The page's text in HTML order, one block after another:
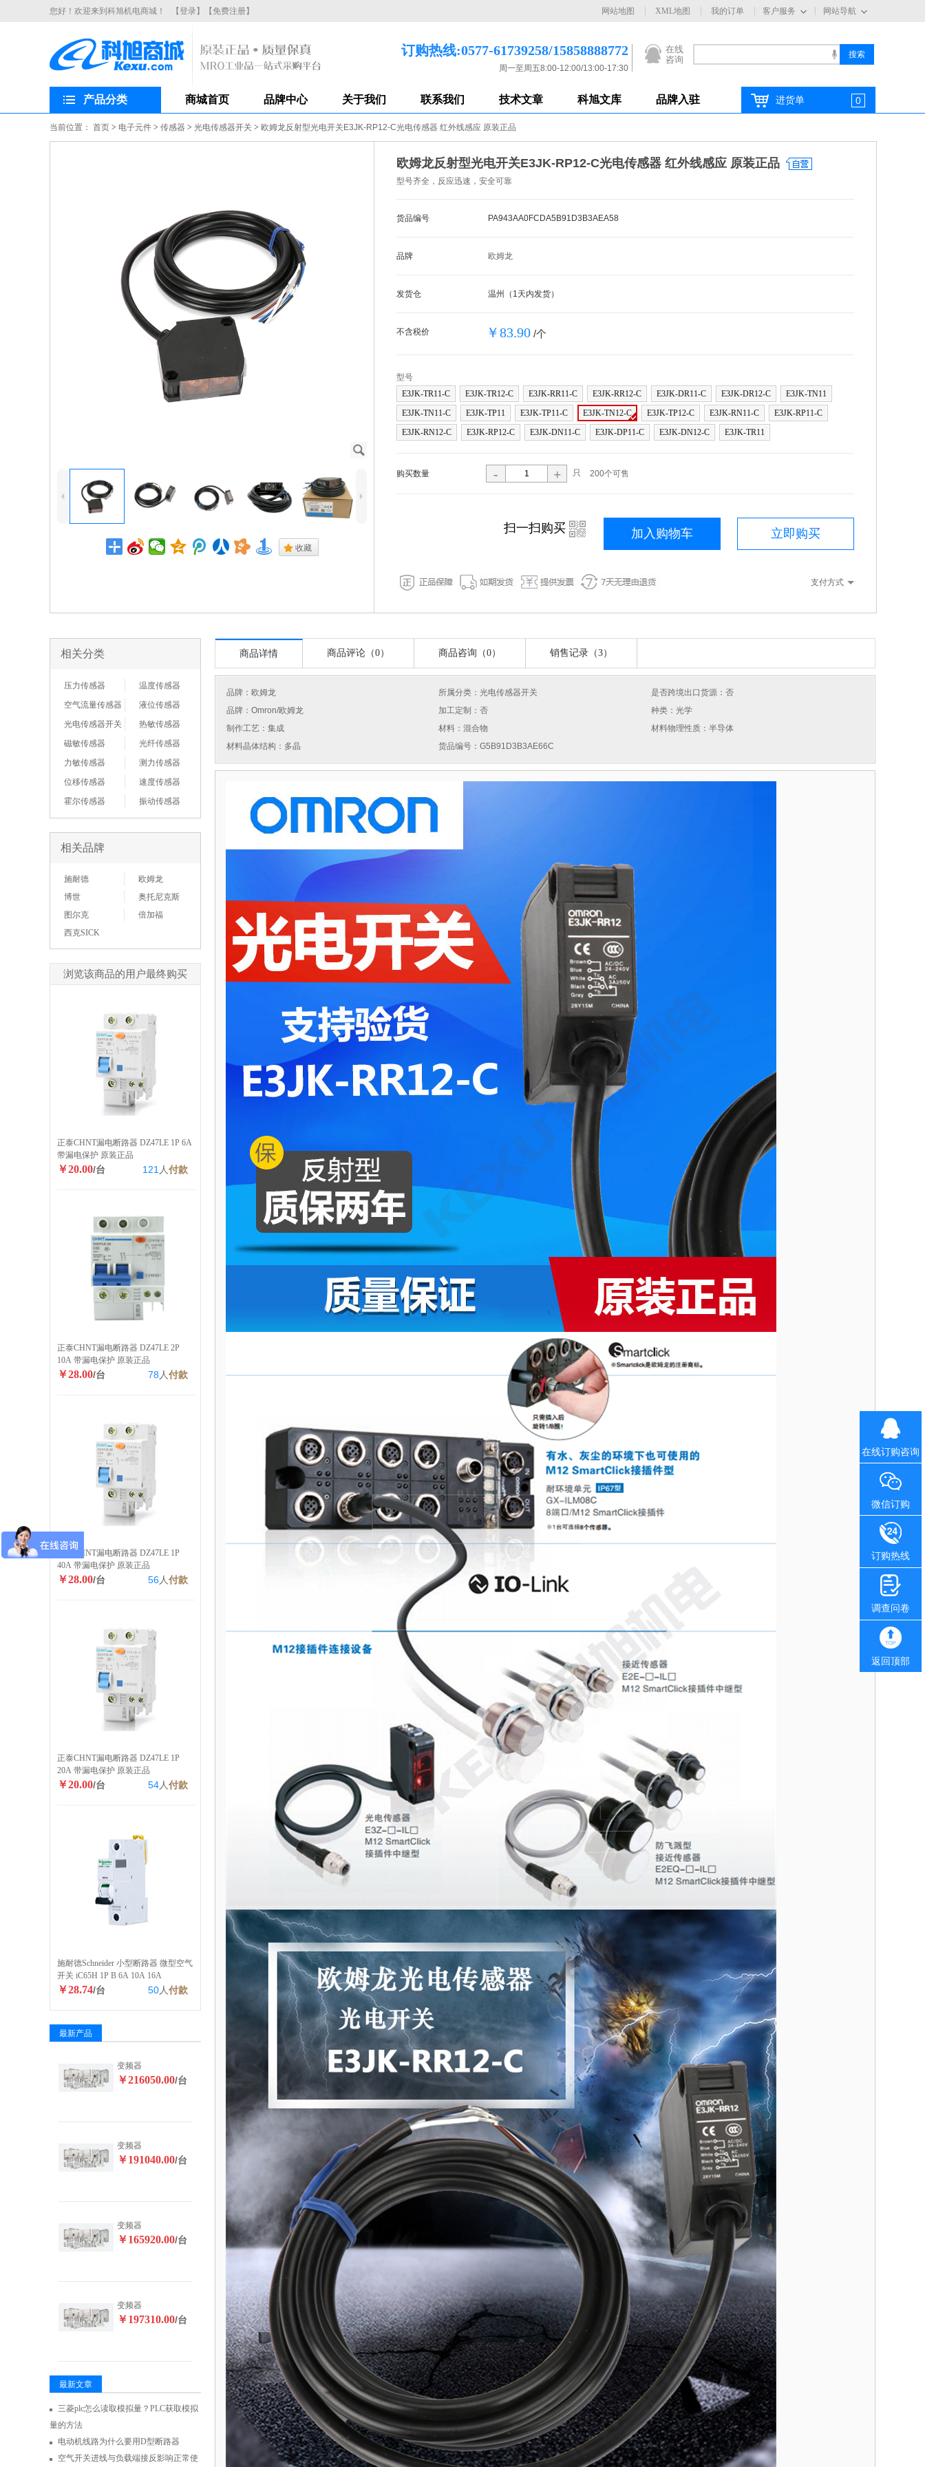
您好！欢迎来到科旭机电商城！ 【登录】 【免费注册】 网站导航
客户服务
网站地图 XML地图 我的订单
在线
咨询
订购热线:0577-61739258/15858888772
周一至周五8:00-12:00/13:00-17:30
产品分类 商城首页 品牌中心 关于我们 联系我们 技术文章 科旭文库 品牌入驻 进货单 0
当前位置： 首页 > 电子元件 > 传感器 > 光电传感器开关 > 欧姆龙反射型光电开关E3JK-RP12-C光电传感器 红外线感应 原装正品
J
4 5
. 收藏
欧姆龙反射型光电开关E3JK-RP12-C光电传感器 红外线感应 原装正品
型号齐全，反应迅速，安全可靠
货品编号 PA943AA0FCDA5B91D3B3AEA58
品牌 欧姆龙
发货仓 温州（1天内发货）
不含税价 ￥83.90 /个
型号
E3JK-TR11-C
E3JK-TR12-C E3JK-RR11-C E3JK-RR12-C E3JK-DR11-C E3JK-DR12-C
E3JK-TN11
E3JK-TN11-C
E3JK-TP11 E3JK-TP11-C E3JK-TN12-C E3JK-TP12-C E3JK-RN11-C
E3JK-RP11-C
E3JK-RN12-C
E3JK-RP12-C E3JK-DN11-C E3JK-DP11-C E3JK-DN12-C E3JK-TR11
购买数量 - + 只 200个可售
立即购买
加入购物车
扫一扫购买 i
支付方式
相关分类
压力传感器
温度传感器
空气流量传感器
液位传感器
光电传感器开关
热敏传感器
磁敏传感器
光纤传感器
力敏传感器
测力传感器
位移传感器
速度传感器
霍尔传感器
振动传感器
相关品牌
施耐德
欧姆龙
博世
奥托尼克斯
图尔克
倍加福
西克SICK
浏览该商品的用户最终购买
正泰CHNT漏电断路器 DZ47LE 1P 6A
带漏电保护 原装正品
￥20.00/台 121 人付款
正泰CHNT漏电断路器 DZ47LE 2P
10A 带漏电保护 原装正品
￥28.00/台 78 人付款
正泰CHNT漏电断路器 DZ47LE 1P
40A 带漏电保护 原装正品
￥28.00/台 56人付款
正泰CHNT漏电断路器 DZ47LE 1P
20A 带漏电保护 原装正品
￥20.00/台 54人付款
施耐德Schneider 小型断路器 微型空气
开关 iC65H 1P B 6A 10A 16A
￥28.74/台 50人付款
最新产品
变频器
￥216050.00/台
变频器
￥191040.00/台
变频器
￥165920.00/台
变频器
￥197310.00/台
最新文章
三菱plc怎么读取模拟量？PLC获取模拟
量的方法
电动机线路为什么要用D型断路器
空气开关进线与负载端接反影响正常使
商品详情 商品评论（0） 商品咨询（0） 销售记录（3）
品牌： 欧姆龙 所属分类：光电传感器开关
是否跨境出口货源：否
品牌：Omron/欧姆龙
加工定制：否
种类：光学
制作工艺：集成
材料：混合物
材料物理性质：半导体
材料晶体结构：多晶
货品编号：G5B91D3B3AE66C
在线订购咨询
微信订购
订购热线
调查问卷
返回顶部